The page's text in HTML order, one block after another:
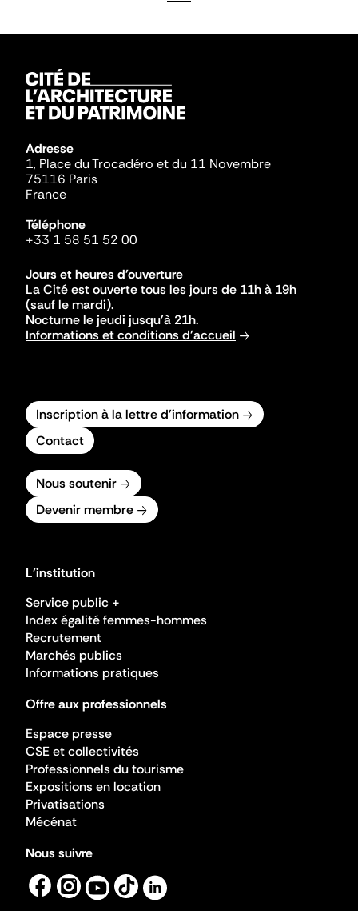
Adresse
1, Place du Trocadéro et du 11 Novembre
75116 Paris
France
Téléphone
+33 1 58 51 52 00
Jours et heures d'ouverture
La Cité est ouverte tous les jours de 11h à 19h
(sauf le mardi).
Nocturne le jeudi jusqu'à 21h.
Informations et conditions d'accueil
Inscription à la lettre d'information
Contact
Nous soutenir
Devenir membre
L'institution
Service public +
Index égalité femmes-hommes
Recrutement
Marchés publics
Informations pratiques
Offre aux professionnels
Espace presse
CSE et collectivités
Professionnels du tourisme
Expositions en location
Privatisations
Mécénat
Nous suivre